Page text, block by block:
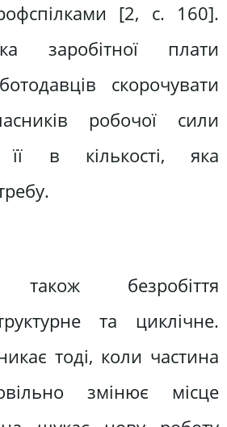
[2, с. 160].
заробітної плати
скорочувати
робочої сили
її в кількості, яка
також безробіття
та циклічне.
тоді, коли частина
змінює місце